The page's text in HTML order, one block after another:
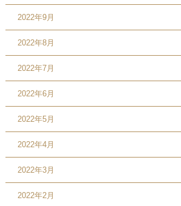
2022年9月
2022年8月
2022年7月
2022年6月
2022年5月
2022年4月
2022年3月
2022年2月